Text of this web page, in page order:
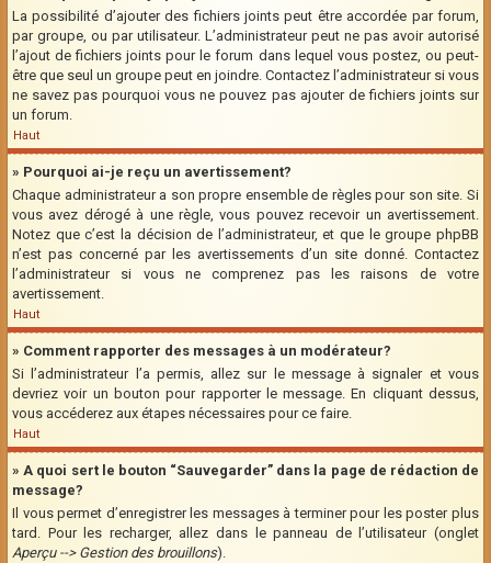
La possibilité d’ajouter des fichiers joints peut être accordée par forum,
par groupe, ou par utilisateur. L’administrateur peut ne pas avoir autorisé
l’ajout de fichiers joints pour le forum dans lequel vous postez, ou peut-
être que seul un groupe peut en joindre. Contactez l’administrateur si vous
ne savez pas pourquoi vous ne pouvez pas ajouter de fichiers joints sur
un forum.
Haut
» Pourquoi ai-je reçu un avertissement?
Chaque administrateur a son propre ensemble de règles pour son site. Si
vous avez dérogé à une règle, vous pouvez recevoir un avertissement.
Notez que c’est la décision de l’administrateur, et que le groupe phpBB
n’est pas concerné par les avertissements d’un site donné. Contactez
l’administrateur si vous ne comprenez pas les raisons de votre
avertissement.
Haut
» Comment rapporter des messages à un modérateur?
Si l’administrateur l’a permis, allez sur le message à signaler et vous
devriez voir un bouton pour rapporter le message. En cliquant dessus,
vous accéderez aux étapes nécessaires pour ce faire.
Haut
» A quoi sert le bouton “Sauvegarder” dans la page de rédaction de
message?
Il vous permet d’enregistrer les messages à terminer pour les poster plus
tard. Pour les recharger, allez dans le panneau de l’utilisateur (onglet
Aperçu --> Gestion des brouillons).